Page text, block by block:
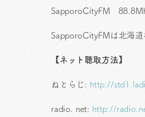
SapporoCityFM
SapporoCityFMは北海道
【ネット聴取方法】
ねとらじ: http://
radio. net: http://